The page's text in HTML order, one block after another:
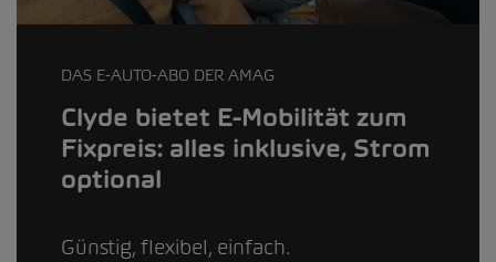
DAS E-AUTO-ABO DER AMAG
Clyde bietet E-Mobilität zum
Fixpreis: alles inklusive, Strom
optional
Günstig, flexibel, einfach.